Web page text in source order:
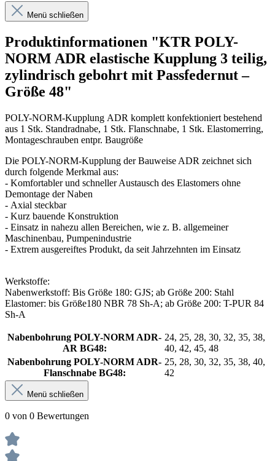
Menü schließen
Produktinformationen "KTR POLY-
NORM ADR elastische Kupplung 3 teilig,
zylindrisch gebohrt mit Passfedernut –
Größe 48"
POLY-NORM-Kupplung ADR komplett konfektioniert bestehend
aus 1 Stk. Standradnabe, 1 Stk. Flanschnabe, 1 Stk. Elastomerring,
Montageschrauben entpr. Baugröße
Die POLY-NORM-Kupplung der Bauweise ADR zeichnet sich
durch folgende Merkmal aus:
- Komfortabler und schneller Austausch des Elastomers ohne
Demontage der Naben
- Axial steckbar
- Kurz bauende Konstruktion
- Einsatz in nahezu allen Bereichen, wie z. B. allgemeiner
Maschinenbau, Pumpenindustrie
- Extrem ausgereiftes Produkt, da seit Jahrzehnten im Einsatz
Werkstoffe:
Nabenwerkstoff: Bis Größe 180: GJS; ab Größe 200: Stahl
Elastomer: bis Größe180 NBR 78 Sh-A; ab Größe 200: T-PUR 84
Sh-A
Nabenbohrung POLY-NORM ADR-
AR BG48:
24, 25, 28, 30, 32, 35, 38,
40, 42, 45, 48
Nabenbohrung POLY-NORM ADR-
Flanschnabe BG48:
25, 28, 30, 32, 35, 38, 40,
42
Menü schließen
0 von 0 Bewertungen